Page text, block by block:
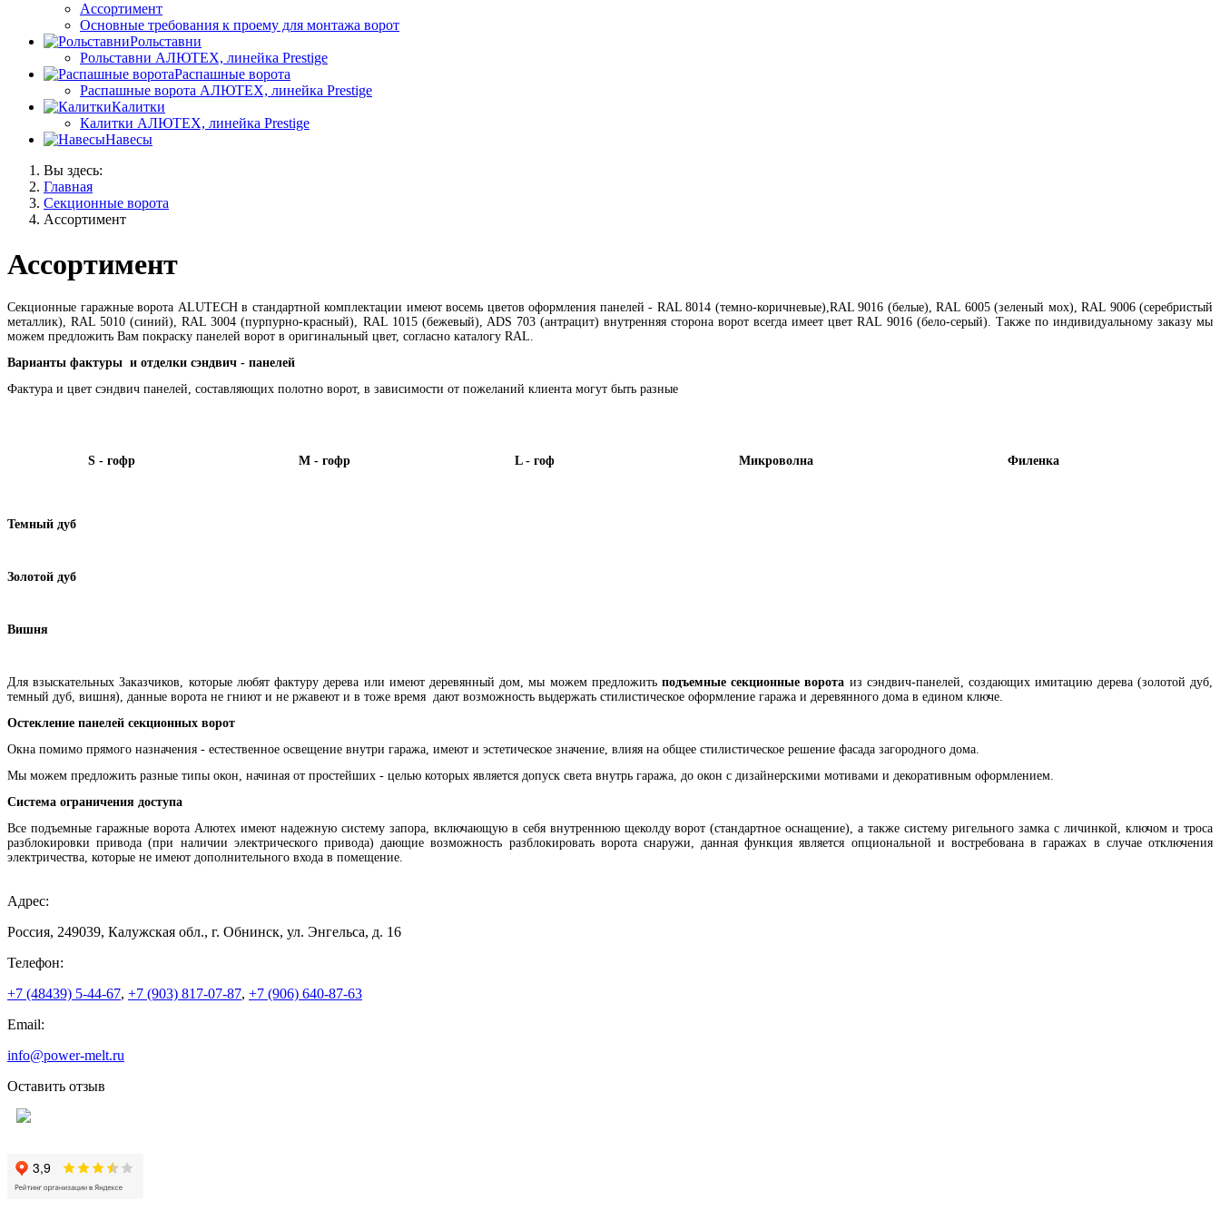
Ассортимент
Основные требования к проему для монтажа ворот
Рольставни
Рольставни АЛЮТЕХ, линейка Prestige
Распашные ворота
Распашные ворота АЛЮТЕХ, линейка Prestige
Калитки
Калитки АЛЮТЕХ, линейка Prestige
Навесы
Вы здесь:
Главная
Секционные ворота
Ассортимент
Ассортимент
Секционные гаражные ворота ALUTECHв стандартной комплектации имеют восемь цветов оформления панелей - RAL 8014 (темно-коричневые),RAL 9016 (белые), RAL 6005 (зеленый мох), RAL 9006 (серебристый
металлик), RAL 5010 (синий), RAL 3004 (пурпурно-красный), RAL 1015 (бежевый), ADS 703 (антрацит) внутренняя сторона ворот всегда имеет цвет RAL 9016 (бело-серый). Также по индивидуальному заказу мы
можем предложить Вам покраску панелей ворот в оригинальный цвет, согласно каталогу RAL.
Варианты фактуры и отделки сэндвич - панелей
Фактура и цвет сэндвич панелей, составляющих полотно ворот, в зависимости от пожеланий клиента могут быть разные
S - гофр М - гофр L - гоф Микроволна Филенка
Темный дуб
Золотой дуб
Вишня
Для взыскательных Заказчиков, которые любят фактуру дерева или имеют деревянный дом, мы можем предложитьподъемные секционные ворота из сэндвич-панелей, создающих имитацию дерева (золотой дуб,
темный дуб, вишня), данные ворота не гниют и не ржавеют и в тоже время дают возможность выдержать стилистическое оформление гаража и деревянного дома в едином ключе.
Остекление панелей секционных ворот
Окна помимо прямого назначения - естественное освещение внутри гаража, имеют и эстетическое значение, влияя на общее стилистическое решение фасада загородного дома.
Мы можем предложить разные типы окон, начиная от простейших - целью которых является допуск света внутрь гаража, до окон с дизайнерскими мотивами и декоративным оформлением.
Система ограничения доступа
Все подъемные гаражные ворота Алютех имеют надежную систему запора, включающую в себя внутреннюю щеколду ворот (стандартное оснащение), а также систему ригельного замка с личинкой, ключом и троса
разблокировки привода (при наличии электрического привода) дающие возможность разблокировать ворота снаружи, данная функция является опциональной и востребована в гаражах в случае отключения
электричества, которые не имеют дополнительного входа в помещение.
Адрес:
Россия, 249039, Калужская обл., г. Обнинск, ул. Энгельса, д. 16
Телефон:
+7 (48439) 5-44-67, +7 (903) 817-07-87, +7 (906) 640-87-63
Email:
info@power-melt.ru
Оставить отзыв